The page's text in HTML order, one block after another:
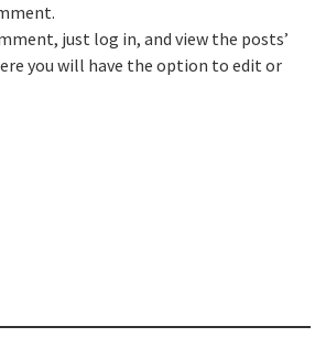
just log in, and view the posts’
you will have the option to edit or